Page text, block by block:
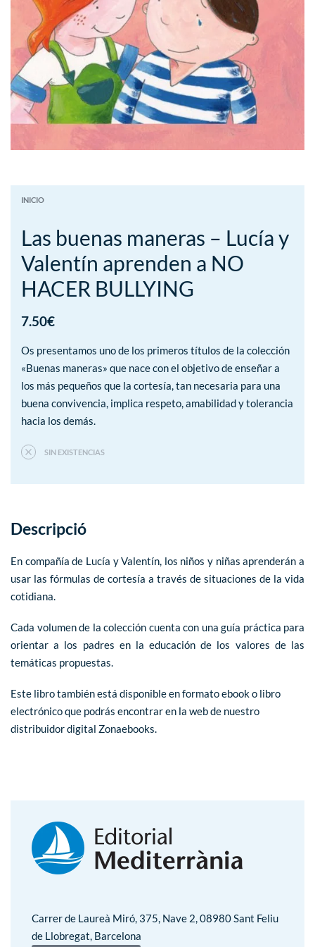
INICIO
Las buenas maneras – Lucía y
Valentín aprenden a NO
HACER BULLYING
7.50€
Os presentamos uno de los primeros títulos de la colección
«Buenas maneras» que nace con el objetivo de enseñar a
los más pequeños que la cortesía, tan necesaria para una
buena convivencia, implica respeto, amabilidad y tolerancia
hacia los demás.
SIN EXISTENCIAS
Descripció
En compañía de Lucía y Valentín, los niños y niñas aprenderán a
usar las fórmulas de cortesía a través de situaciones de la vida
cotidiana.
Cada volumen de la colección cuenta con una guía práctica para
orientar a los padres en la educación de los valores de las
temáticas propuestas.
Este libro también está disponible en formato ebook o libro
electrónico que podrás encontrar en la web de nuestro
distribuidor digital Zonaebooks.
Carrer de Laureà Miró, 375, Nave 2, 08980 Sant Feliu
de Llobregat, Barcelona